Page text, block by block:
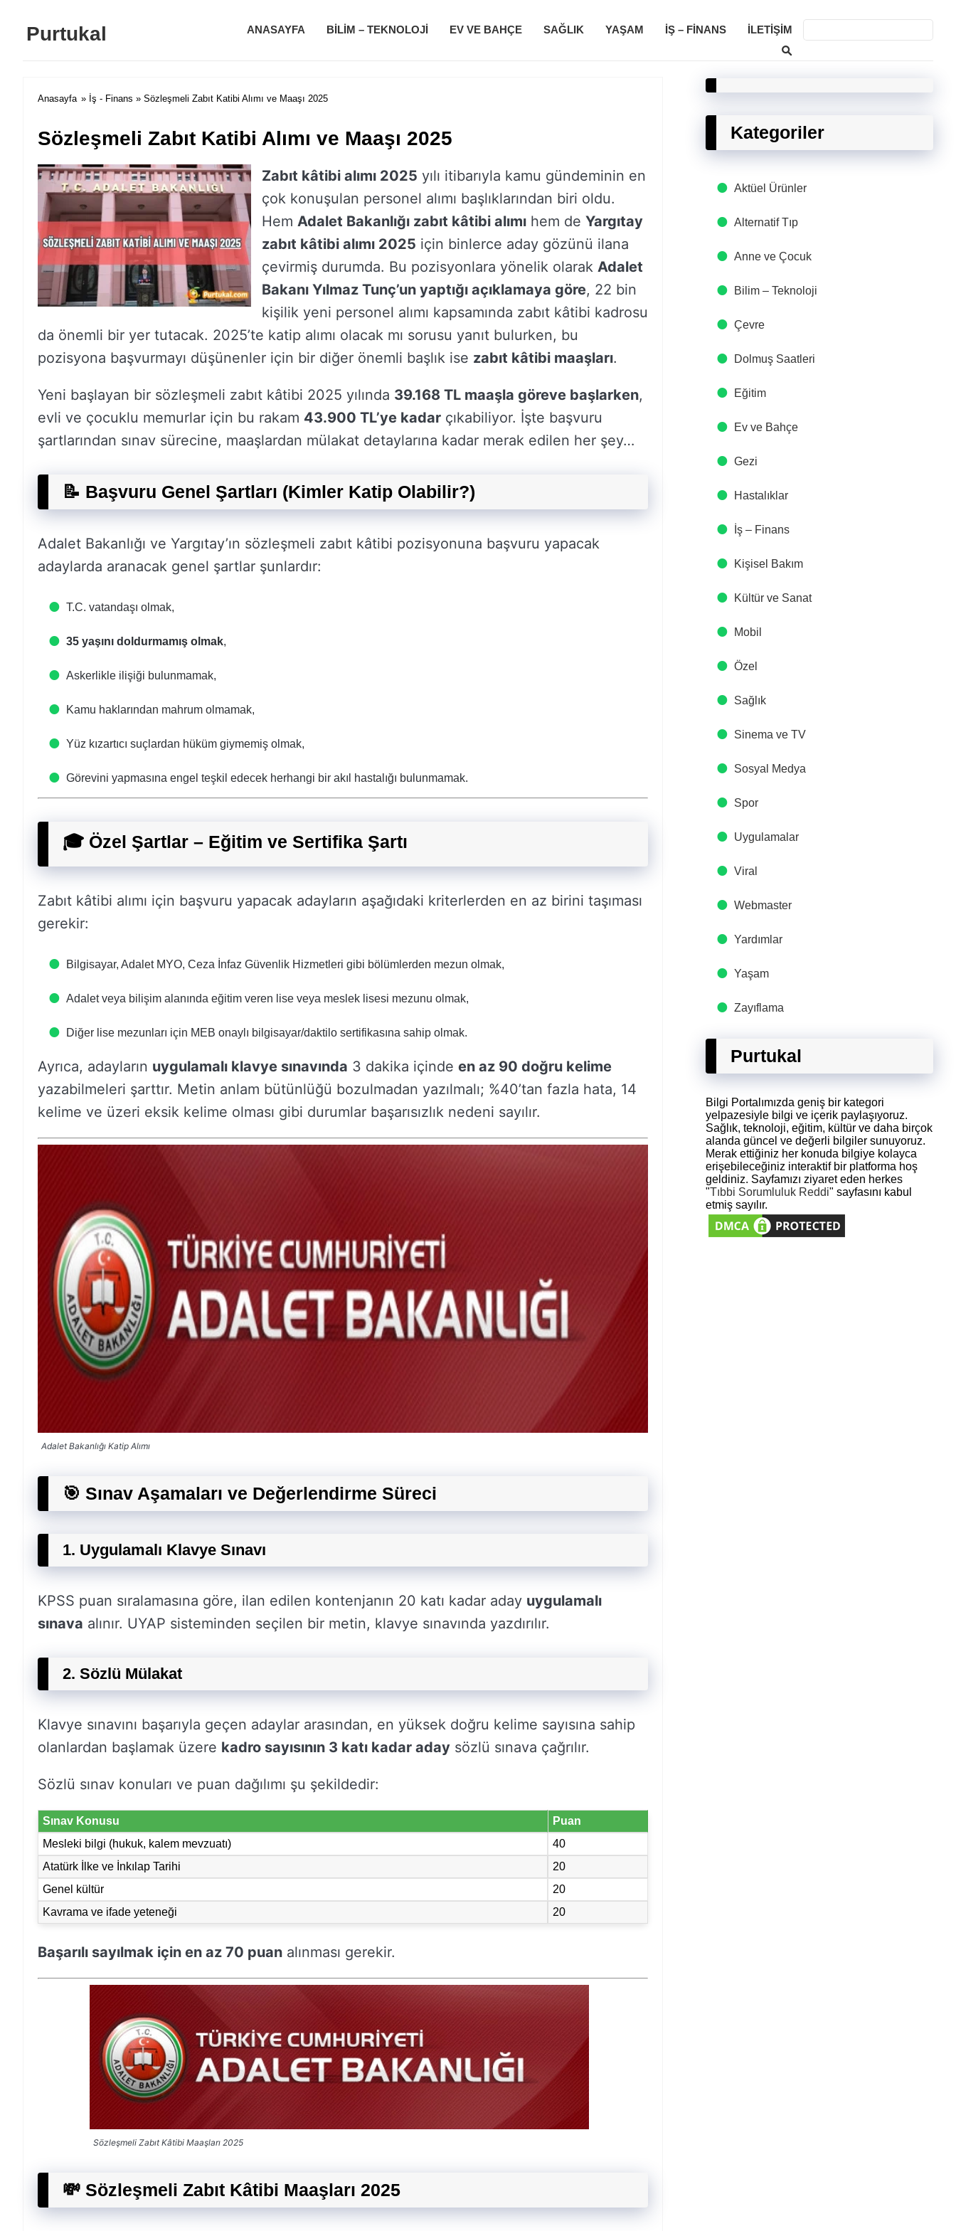
Purtukal ANASAYFA BILIM – TEKNOLOJI EV VE BAHÇE SAĞLIK YAŞAM İŞ – FINANS İLETIŞIM
Anasayfa » İş - Finans » Sözleşmeli Zabıt Katibi Alımı ve Maaşı 2025
Sözleşmeli Zabıt Katibi Alımı ve Maaşı 2025
Zabıt kâtibi alımı 2025 yılı itibarıyla kamu gündeminin en
çok konuşulan personel alımı başlıklarından biri oldu.
Hem Adalet Bakanlığı zabıt kâtibi alımı hem de Yargıtay
zabıt kâtibi alımı 2025 için binlerce aday gözünü ilana
çevirmiş durumda. Bu pozisyonlara yönelik olarak Adalet
Bakanı Yılmaz Tunç’un yaptığı açıklamaya göre, 22 bin
kişilik yeni personel alımı kapsamında zabıt kâtibi kadrosu
da önemli bir yer tutacak. 2025’te katip alımı olacak mı sorusu yanıt bulurken, bu
pozisyona başvurmayı düşünenler için bir diğer önemli başlık ise zabıt kâtibi maaşları.
Yeni başlayan bir sözleşmeli zabıt kâtibi 2025 yılında 39.168 TL maaşla göreve başlarken,
evli ve çocuklu memurlar için bu rakam 43.900 TL’ye kadar çıkabiliyor. İşte başvuru
şartlarından sınav sürecine, maaşlardan mülakat detaylarına kadar merak edilen her şey…
📝 Başvuru Genel Şartları (Kimler Katip Olabilir?)
Adalet Bakanlığı ve Yargıtay’ın sözleşmeli zabıt kâtibi pozisyonuna başvuru yapacak
adaylarda aranacak genel şartlar şunlardır:
T.C. vatandaşı olmak,
35 yaşını doldurmamış olmak,
Askerlikle ilişiği bulunmamak,
Kamu haklarından mahrum olmamak,
Yüz kızartıcı suçlardan hüküm giymemiş olmak,
Görevini yapmasına engel teşkil edecek herhangi bir akıl hastalığı bulunmamak.
🎓 Özel Şartlar – Eğitim ve Sertifika Şartı
Zabıt kâtibi alımı için başvuru yapacak adayların aşağıdaki kriterlerden en az birini taşıması
gerekir:
Bilgisayar, Adalet MYO, Ceza İnfaz Güvenlik Hizmetleri gibi bölümlerden mezun olmak,
Adalet veya bilişim alanında eğitim veren lise veya meslek lisesi mezunu olmak,
Diğer lise mezunları için MEB onaylı bilgisayar/daktilo sertifikasına sahip olmak.
Ayrıca, adayların uygulamalı klavye sınavında 3 dakika içinde en az 90 doğru kelime
yazabilmeleri şarttır. Metin anlam bütünlüğü bozulmadan yazılmalı; %40’tan fazla hata, 14
kelime ve üzeri eksik kelime olması gibi durumlar başarısızlık nedeni sayılır.
Adalet Bakanlığı Katip Alımı
🎯 Sınav Aşamaları ve Değerlendirme Süreci
1. Uygulamalı Klavye Sınavı
KPSS puan sıralamasına göre, ilan edilen kontenjanın 20 katı kadar aday uygulamalı
sınava alınır. UYAP sisteminden seçilen bir metin, klavye sınavında yazdırılır.
2. Sözlü Mülakat
Klavye sınavını başarıyla geçen adaylar arasından, en yüksek doğru kelime sayısına sahip
olanlardan başlamak üzere kadro sayısının 3 katı kadar aday sözlü sınava çağrılır.
Sözlü sınav konuları ve puan dağılımı şu şekildedir:
Sınav Konusu
Puan
Mesleki bilgi (hukuk, kalem mevzuatı)
40
Atatürk İlke ve İnkılap Tarihi
20
Genel kültür
20
Kavrama ve ifade yeteneği
20
Başarılı sayılmak için en az 70 puan alınması gerekir.
Sözleşmeli Zabıt Kâtibi Maaşları 2025
💸 Sözleşmeli Zabıt Kâtibi Maaşları 2025
Kategoriler
Aktüel Ürünler
Alternatif Tıp
Anne ve Çocuk
Bilim – Teknoloji
Çevre
Dolmuş Saatleri
Eğitim
Ev ve Bahçe
Gezi
Hastalıklar
İş – Finans
Kişisel Bakım
Kültür ve Sanat
Mobil
Özel
Sağlık
Sinema ve TV
Sosyal Medya
Spor
Uygulamalar
Viral
Webmaster
Yardımlar
Yaşam
Zayıflama
Purtukal
Bilgi Portalımızda geniş bir kategori
yelpazesiyle bilgi ve içerik paylaşıyoruz.
Sağlık, teknoloji, eğitim, kültür ve daha birçok
alanda güncel ve değerli bilgiler sunuyoruz.
Merak ettiğiniz her konuda bilgiye kolayca
erişebileceğiniz interaktif bir platforma hoş
geldiniz. Sayfamızı ziyaret eden herkes
"Tıbbi Sorumluluk Reddi" sayfasını kabul
etmiş sayılır.